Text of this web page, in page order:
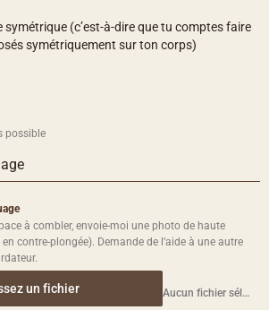
symétrique (c’est-à-dire que tu comptes faire
symétriquement sur ton corps)
possible
à combler, envoie-moi une photo de haute
contre-plongée). Demande de l’aide à une autre
un fichier Aucun fichier sélectionné